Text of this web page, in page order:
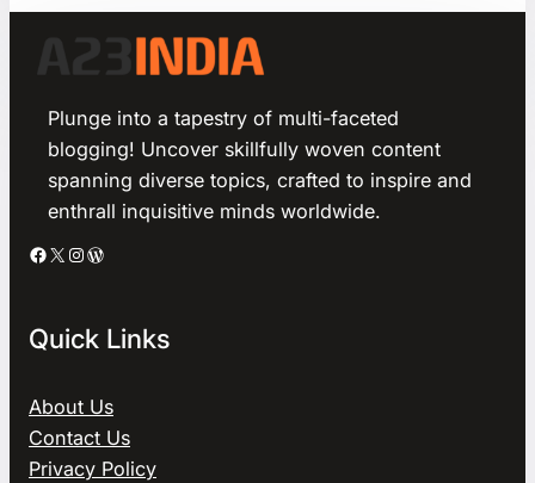
Plunge into a tapestry of multi-faceted
blogging! Uncover skillfully woven content
spanning diverse topics, crafted to inspire and
enthrall inquisitive minds worldwide.
Facebook X Instagram WordPress
Quick Links
About Us
Contact Us
Privacy Policy